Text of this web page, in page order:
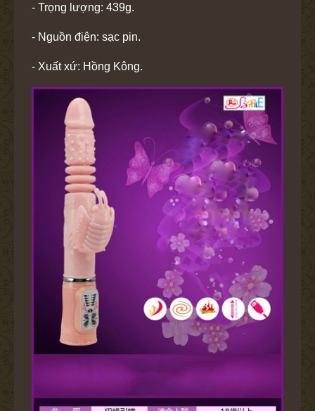
- Trọng lượng: 439g.
- Nguồn điện: sạc pin.
- Xuất xứ: Hồng Kông.